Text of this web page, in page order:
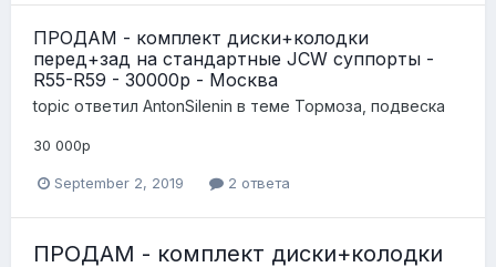
ПРОДАМ - комплект диски+колодки
перед+зад на стандартные JCW суппорты -
R55-R59 - 30000р - Москва
topic ответил AntonSilenin в теме Тормоза, подвеска
30 000p
September 2, 2019 2 ответа
ПРОДАМ - комплект диски+колодки